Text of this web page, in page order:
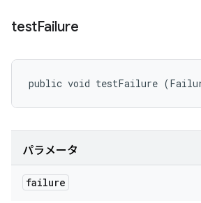
testFailure
public void testFailure
パラメータ
failure